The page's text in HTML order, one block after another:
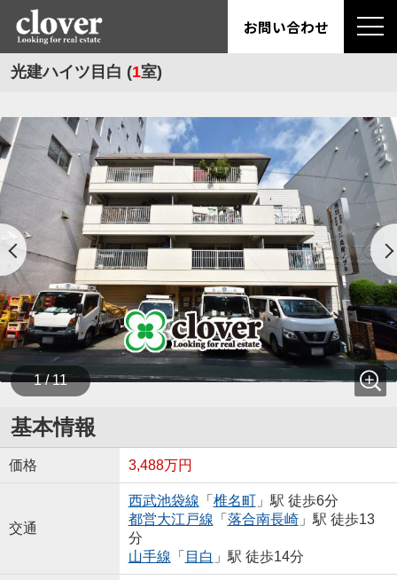
お問い合わせ
光建ハイツ目白 (1室)
1 / 11
基本情報
価格 3,488万円
交通
西武池袋線 「 椎名町」駅 徒歩6分
都営大江戸線 「 落合南長崎」駅 徒歩13
分
山手線 「 目白 」駅 徒歩14分